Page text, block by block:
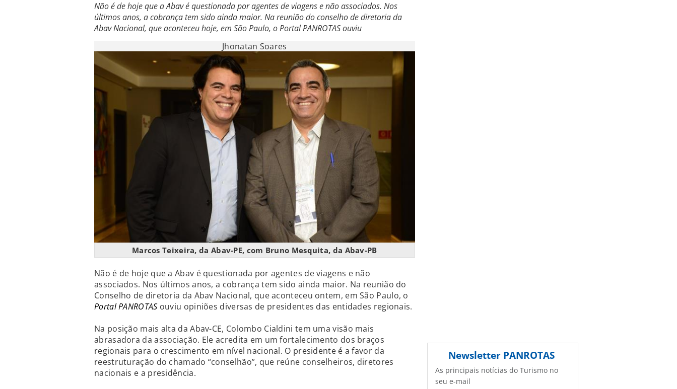
Não é de hoje que a Abav é questionada por agentes de viagens e não associados. Nos
últimos anos, a cobrança tem sido ainda maior. Na reunião do conselho de diretoria da
Abav Nacional, que aconteceu hoje, em São Paulo, o Portal PANROTAS ouviu
Jhonatan Soares
Marcos Teixeira, da Abav-PE, com Bruno Mesquita, da Abav-PB
Não é de hoje que a Abav é questionada por agentes de viagens e não
associados. Nos últimos anos, a cobrança tem sido ainda maior. Na reunião do
Conselho de diretoria da Abav Nacional, que aconteceu ontem, em São Paulo, o
Portal PANROTAS ouviu opiniões diversas de presidentes das entidades regionais.
Na posição mais alta da Abav-CE, Colombo Cialdini tem uma visão mais
abrasadora da associação. Ele acredita em um fortalecimento dos braços
regionais para o crescimento em nível nacional. O presidente é a favor da
reestruturação do chamado “conselhão”, que reúne conselheiros, diretores
nacionais e a presidência.
Newsletter PANROTAS
As principais notícias do Turismo no
seu e-mail